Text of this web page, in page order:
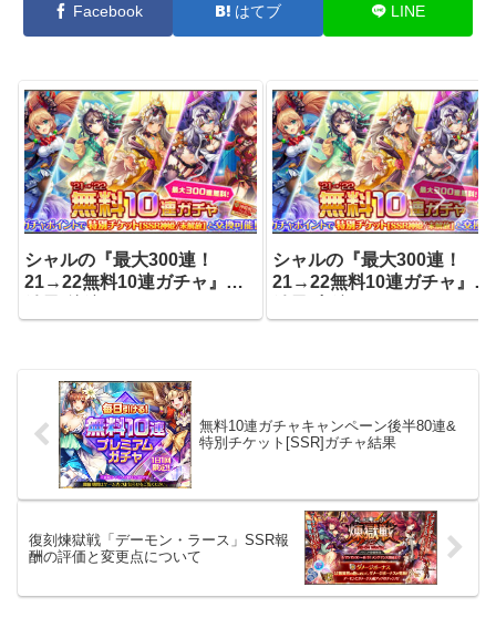
Facebook はてブ LINE
シャルの『最大300連！
21→22無料10連ガチャ』の
シャルの『最大300連！
21→22無料10連ガチャ』の
無料10連ガチャキャンペーン後半80連&
特別チケット[SSR]ガチャ結果
復刻煉獄戦「デーモン・ラース」SSR報
酬の評価と変更点について